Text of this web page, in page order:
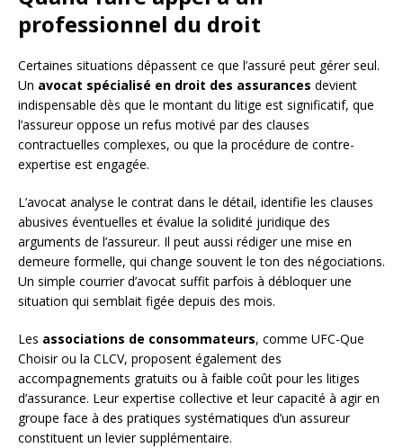
professionnel du droit
Certaines situations dépassent ce que l’assuré peut gérer seul.
Un avocat spécialisé en droit des assurances devient
indispensable dès que le montant du litige est significatif, que
l’assureur oppose un refus motivé par des clauses
contractuelles complexes, ou que la procédure de contre-
expertise est engagée.
L’avocat analyse le contrat dans le détail, identifie les clauses
abusives éventuelles et évalue la solidité juridique des
arguments de l’assureur. Il peut aussi rédiger une mise en
demeure formelle, qui change souvent le ton des négociations.
Un simple courrier d’avocat suffit parfois à débloquer une
situation qui semblait figée depuis des mois.
Les associations de consommateurs, comme UFC-Que
Choisir ou la CLCV, proposent également des
accompagnements gratuits ou à faible coût pour les litiges
d’assurance. Leur expertise collective et leur capacité à agir en
groupe face à des pratiques systématiques d’un assureur
constituent un levier supplémentaire.